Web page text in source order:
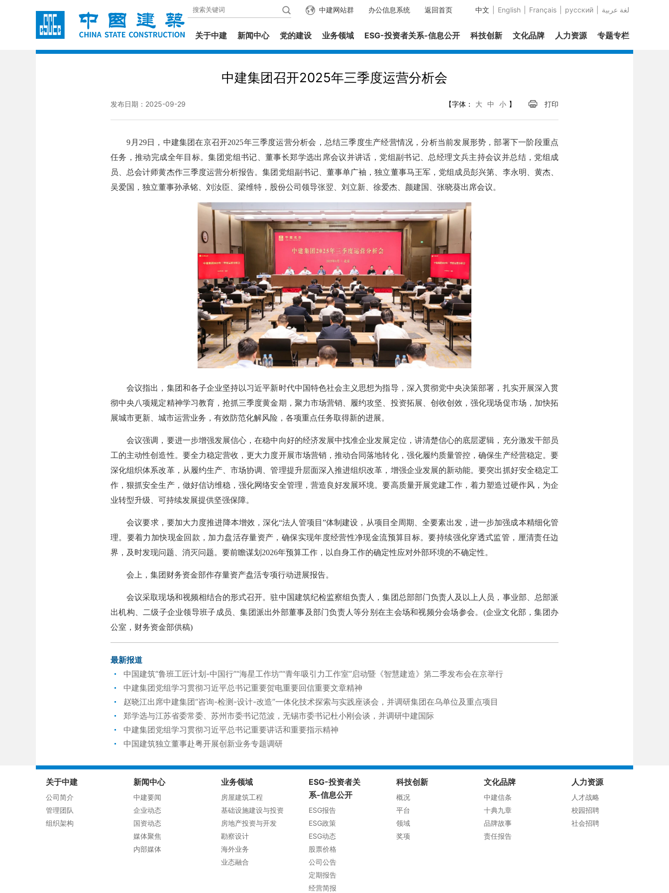
中文 English Français русский عربية‎ لغة 返回首页
办公信息系统
中建网站群
关于中建 新闻中心 党的建设 业务领域 ESG-投资者关系-信息公开 科技创新 文化品牌 人力资源 专题专栏
中建集团召开2025年三季度运营分析会
发布日期：2025-09-29 【字体： 大 中 小 】 打印
9月29日，中建集团在京召开2025年三季度运营分析会，总结三季度生产经营情况，分析当前发展形势，部署下一阶段重点
任务，推动完成全年目标。集团党组书记、董事长郑学选出席会议并讲话，党组副书记、总经理文兵主持会议并总结，党组成
员、总会计师黄杰作三季度运营分析报告。集团党组副书记、董事单广袖，独立董事马王军，党组成员彭兴第、李永明、黄杰、
吴爱国，独立董事孙承铭、刘汝臣、梁维特，股份公司领导张翌、刘立新、徐爱杰、颜建国、张晓葵出席会议。
会议指出，集团和各子企业坚持以习近平新时代中国特色社会主义思想为指导，深入贯彻党中央决策部署，扎实开展深入贯
彻中央八项规定精神学习教育，抢抓三季度黄金期，聚力市场营销、履约攻坚、投资拓展、创收创效，强化现场促市场，加快拓
展城市更新、城市运营业务，有效防范化解风险，各项重点任务取得新的进展。
会议强调，要进一步增强发展信心，在稳中向好的经济发展中找准企业发展定位，讲清楚信心的底层逻辑，充分激发干部员
工的主动性创造性。要全力稳定营收，更大力度开展市场营销，推动合同落地转化，强化履约质量管控，确保生产经营稳定。要
深化组织体系改革，从履约生产、市场协调、管理提升层面深入推进组织改革，增强企业发展的新动能。要突出抓好安全稳定工
作，狠抓安全生产，做好信访维稳，强化网络安全管理，营造良好发展环境。要高质量开展党建工作，着力塑造过硬作风，为企
业转型升级、可持续发展提供坚强保障。
会议要求，要加大力度推进降本增效，深化“法人管项目”体制建设，从项目全周期、全要素出发，进一步加强成本精细化管
理。要着力加快现金回款，加力盘活存量资产，确保实现年度经营性净现金流预算目标。要持续强化穿透式监管，厘清责任边
界，及时发现问题、消灭问题。要前瞻谋划2026年预算工作，以自身工作的确定性应对外部环境的不确定性。
会上，集团财务资金部作存量资产盘活专项行动进展报告。
会议采取现场和视频相结合的形式召开。驻中国建筑纪检监察组负责人，集团总部部门负责人及以上人员，事业部、总部派
出机构、二级子企业领导班子成员、集团派出外部董事及部门负责人等分别在主会场和视频分会场参会。(企业文化部，集团办
公室，财务资金部供稿)
最新报道
中国建筑“鲁班工匠计划-中国行”“海星工作坊”“青年吸引力工作室”启动暨《智慧建造》第二季发布会在京举行
中建集团党组学习贯彻习近平总书记重要贺电重要回信重要文章精神
赵晓江出席中建集团“咨询-检测-设计-改造”一体化技术探索与实践座谈会，并调研集团在乌单位及重点项目
郑学选与江苏省委常委、苏州市委书记范波，无锡市委书记杜小刚会谈，并调研中建国际
中建集团党组学习贯彻习近平总书记重要讲话和重要指示精神
中国建筑独立董事赴粤开展创新业务专题调研
关于中建
公司简介
管理团队
组织架构
新闻中心
中建要闻
企业动态
国资动态
媒体聚焦
内部媒体
业务领域
房屋建筑工程
基础设施建设与投资
房地产投资与开发
勘察设计
海外业务
业态融合
ESG-投资者关
系-信息公开
ESG报告
ESG政策
ESG动态
股票价格
公司公告
定期报告
经营简报
科技创新
概况
平台
领域
奖项
文化品牌
中建信条
十典九章
品牌故事
责任报告
人力资源
人才战略
校园招聘
社会招聘